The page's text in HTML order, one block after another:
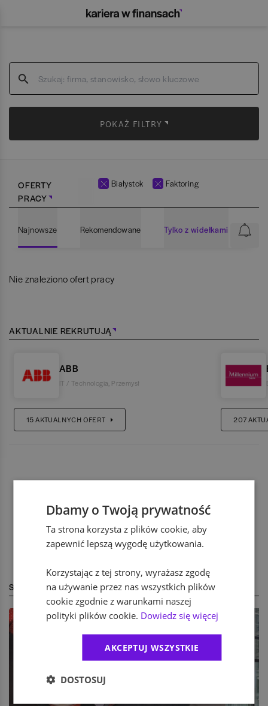
POKAŻ FILTRY
OFERTY
PRACY
Białystok Faktoring
Najnowsze Rekomendowane Tylko z widełkami
Nie znaleziono ofert pracy
AKTUALNIE REKRUTUJĄ
ABB
IT / Technologia Przemysł
15AKTUALNYCH OFERT 207
STREFA EKSPERTA
Dbamy o Twoją prywatność
Ta strona korzysta z plików cookie, aby
zapewnić lepszą wygodę użytkowania.
Korzystając z tej strony, wyrażasz zgodę
na używanie przez nas wszystkich plików
cookie zgodnie z warunkami naszej
polityki plików cookie. Dowiedz się więcej
AKCEPTUJ WSZYSTKIE
DOSTOSUJ